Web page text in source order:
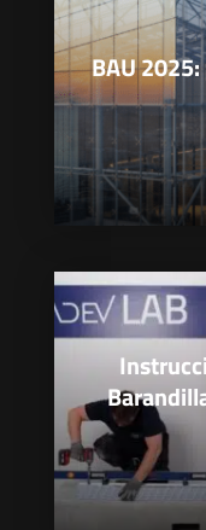
BAU 2025: